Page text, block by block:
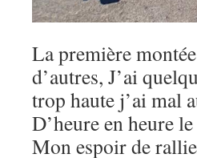
La première
d’autres, J’ai
trop haute j’ai mal
D’heure en heure
Mon espoir de